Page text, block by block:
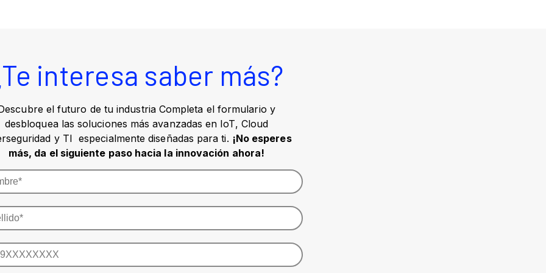
interesa saber más?
el futuro de tu industria Completa el formulario y
desbloquea las soluciones más avanzadas en IoT, Cloud
y TI especialmente diseñadas para ti. ¡No esperes
más, da el siguiente paso hacia la innovación ahora!